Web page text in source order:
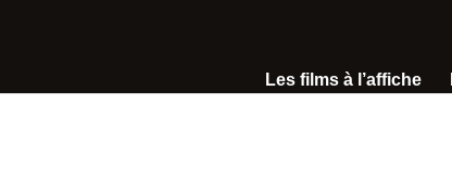
Les films à l’affiche